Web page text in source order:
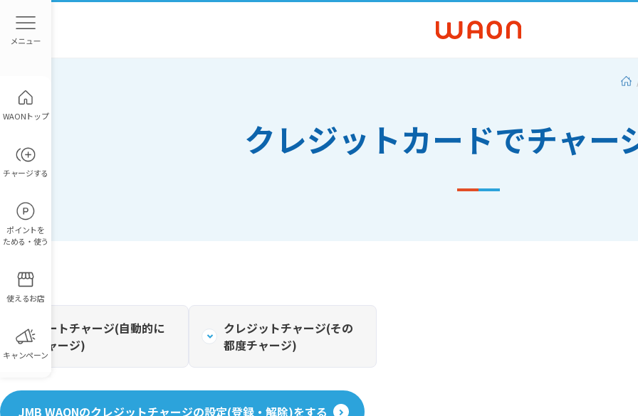
WAONトップ
チャージする
ポイントを
ためる・使う
使えるお店
キャンペーン
クレジットカードでチャー
オートチャージ(自動的に
チャージ)
クレジットチャージ(その
都度チャージ)
JMB WAONのクレジットチャージの設定(登録・解除)をする